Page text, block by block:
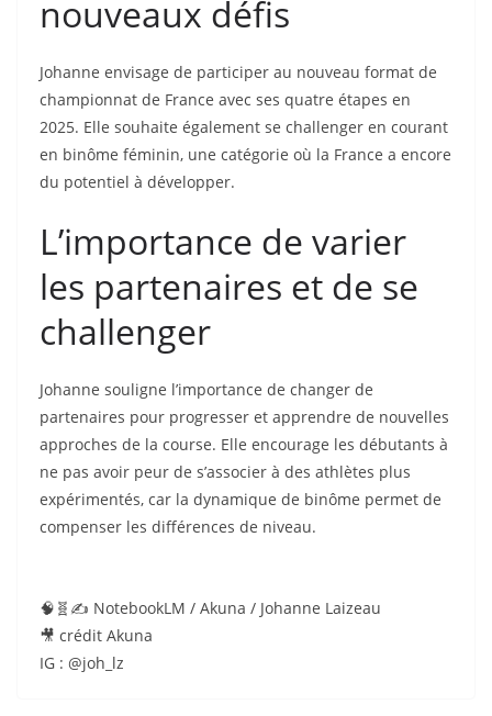
nouveaux défis
Johanne envisage de participer au nouveau format de
championnat de France avec ses quatre étapes en
2025. Elle souhaite également se challenger en courant
en binôme féminin, une catégorie où la France a encore
du potentiel à développer.
L’importance de varier
les partenaires et de se
challenger
Johanne souligne l’importance de changer de
partenaires pour progresser et apprendre de nouvelles
approches de la course. Elle encourage les débutants à
ne pas avoir peur de s’associer à des athlètes plus
expérimentés, car la dynamique de binôme permet de
compenser les différences de niveau.
🧠🧬✍️ NotebookLM / Akuna / Johanne Laizeau
🎥 crédit Akuna
IG : @joh_lz